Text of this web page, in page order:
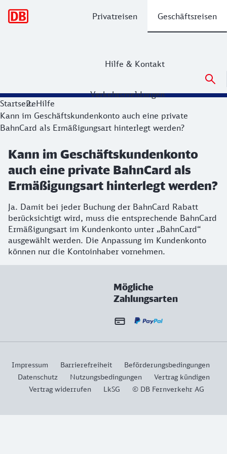
Privatreisen Geschäftsreisen
Hilfe & Kontakt
Verkehrsmeldungen
StartseiteHilfe
Kann im Geschäftskundenkonto auch eine private
BahnCard als Ermäßigungsart hinterlegt werden?
Kann im Geschäftskundenkonto
auch eine private BahnCard als
Ermäßigungsart hinterlegt werden?
Ja. Damit bei jeder Buchung der BahnCard Rabatt
berücksichtigt wird, muss die entsprechende BahnCard
Ermäßigungsart im Kundenkonto unter „BahnCard“
ausgewählt werden. Die Anpassung im Kundenkonto
können nur die Kontoinhaber vornehmen.
Mögliche
Zahlungsarten
Impressum Barrierefreiheit
Beförderungsbedingungen
Datenschutz
Nutzungsbedingungen
Vertrag kündigen
Vertrag widerrufen
LkSG © DB Fernverkehr AG